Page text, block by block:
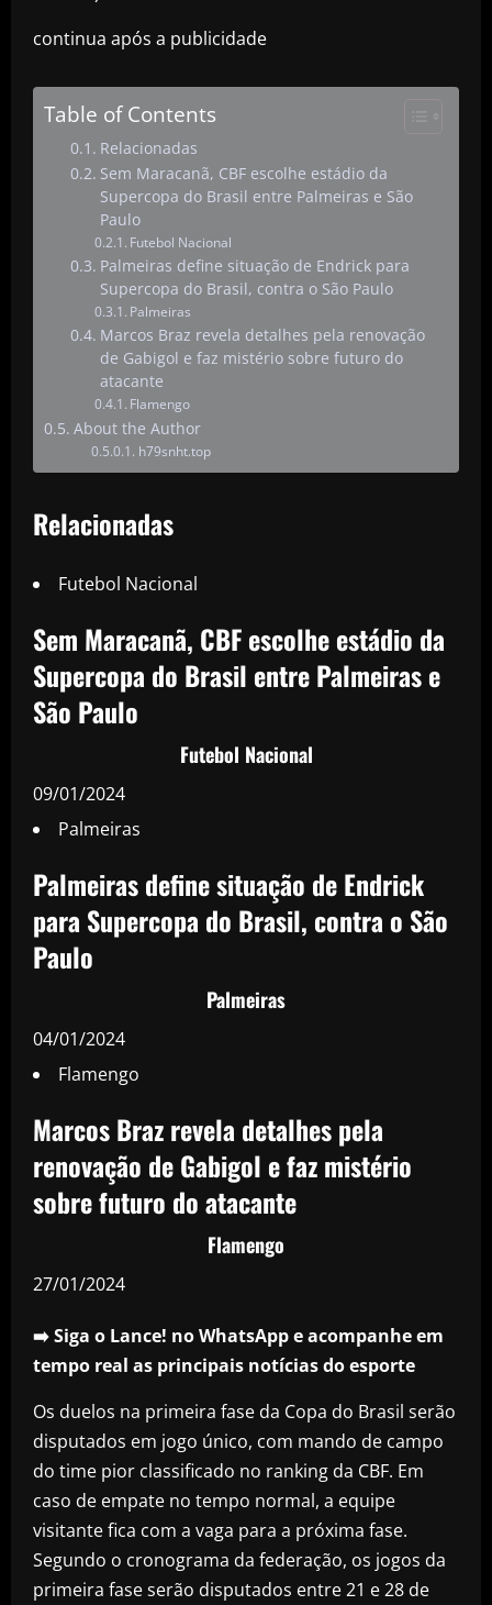
continua após a publicidade
Table of Contents
Relacionadas
Sem Maracanã, CBF escolhe estádio da
Supercopa do Brasil entre Palmeiras e São
Paulo
Futebol Nacional
Palmeiras define situação de Endrick para
Supercopa do Brasil, contra o São Paulo
Palmeiras
Marcos Braz revela detalhes pela renovação
de Gabigol e faz mistério sobre futuro do
atacante
Flamengo
About the Author
h79snht.top
Relacionadas
Futebol Nacional
Sem Maracanã, CBF escolhe estádio da
Supercopa do Brasil entre Palmeiras e
São Paulo
Futebol Nacional
09/01/2024
Palmeiras
Palmeiras define situação de Endrick
para Supercopa do Brasil, contra o São
Paulo
Palmeiras
04/01/2024
Flamengo
Marcos Braz revela detalhes pela
renovação de Gabigol e faz mistério
sobre futuro do atacante
Flamengo
27/01/2024
➡️ Siga o Lance! no WhatsApp e acompanhe em
tempo real as principais notícias do esporte
Os duelos na primeira fase da Copa do Brasil serão
disputados em jogo único, com mando de campo
do time pior classificado no ranking da CBF. Em
caso de empate no tempo normal, a equipe
visitante fica com a vaga para a próxima fase.
Segundo o cronograma da federação, os jogos da
primeira fase serão disputados entre 21 e 28 de